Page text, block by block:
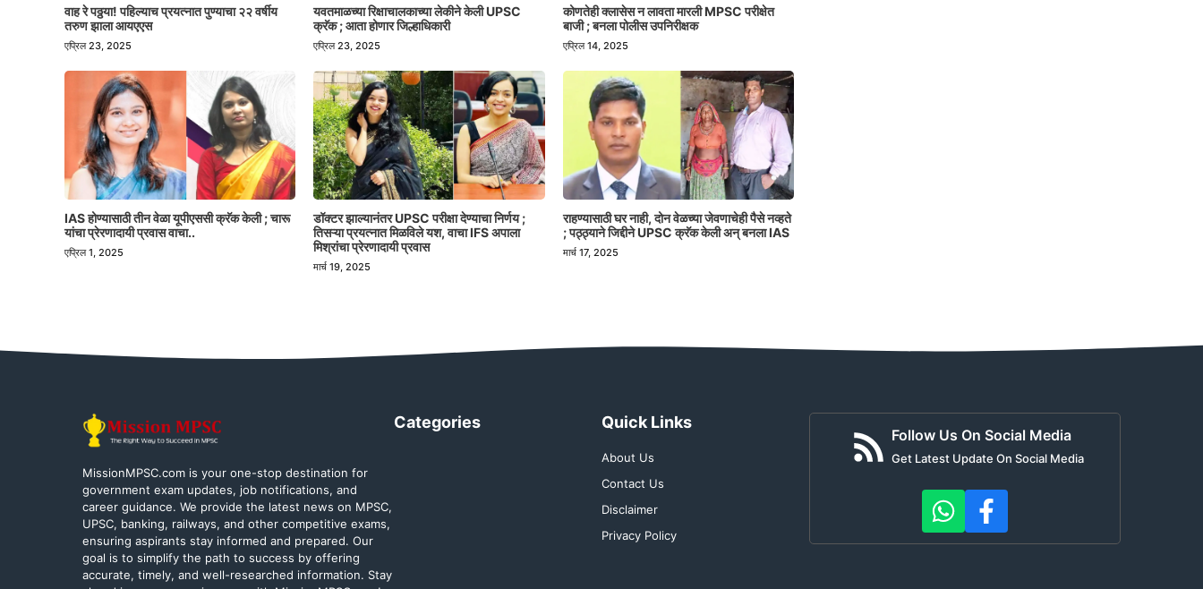
वाह रे पठ्ठया! पहिल्याच प्रयत्नात पुण्याचा २२ वर्षीय
तरुण झाला आयएएस
एप्रिल 23, 2025
यवतमाळच्या रिक्षाचालकाच्या लेकीने केली UPSC
क्रॅक ; आता होणार जिल्हाधिकारी
एप्रिल 23, 2025
कोणतेही क्लासेस न लावता मारली MPSC परीक्षेत
बाजी ; बनला पोलीस उपनिरीक्षक
एप्रिल 14, 2025
IAS होण्यासाठी तीन वेळा यूपीएससी क्रॅक केली ; चारू
यांचा प्रेरणादायी प्रवास वाचा..
एप्रिल 1, 2025
डॉक्टर झाल्यानंतर UPSC परीक्षा देण्याचा निर्णय ;
तिसऱ्या प्रयत्नात मिळविले यश, वाचा IFS अपाला
मिश्रांचा प्रेरणादायी प्रवास
मार्च 19, 2025
राहण्यासाठी घर नाही, दोन वेळच्या जेवणाचेही पैसे नव्हते
; पठ्ठ्याने जिद्दीने UPSC क्रॅक केली अन् बनला IAS
मार्च 17, 2025
MissionMPSC.com is your one-stop destination for
government exam updates, job notifications, and
career guidance. We provide the latest news on MPSC,
UPSC, banking, railways, and other competitive exams,
ensuring aspirants stay informed and prepared. Our
goal is to simplify the path to success by offering
accurate, timely, and well-researched information. Stay
Categories Quick Links
About Us
Contact Us
Disclaimer
Privacy Policy
Follow Us On Social Media
Get Latest Update On Social Media